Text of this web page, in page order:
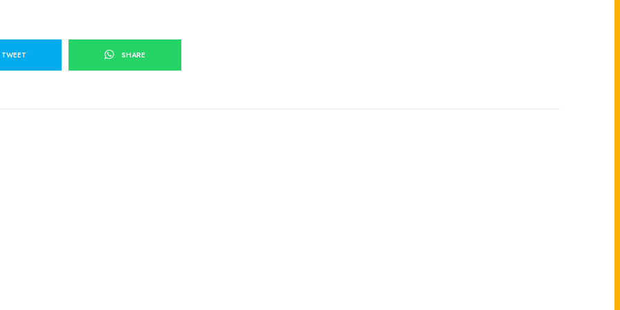
TWEET SHARE